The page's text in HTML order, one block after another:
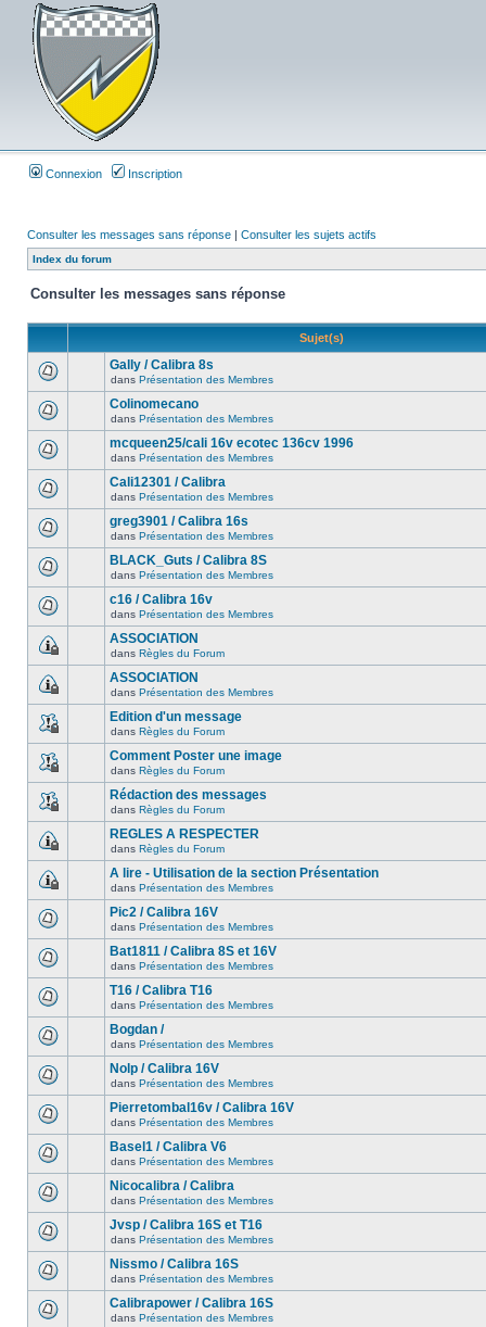
Connexion Inscription
Consulter les messages sans réponse | Consulter les sujets actifs
Index du forum
Consulter les messages sans réponse
Sujet(s)
Gally / Calibra 8s
dans Présentation des Membres
Colinomecano
dans Présentation des Membres
mcqueen25/cali 16v ecotec 136cv 1996
dans Présentation des Membres
Cali12301 / Calibra
dans Présentation des Membres
greg3901 / Calibra 16s
dans Présentation des Membres
BLACK_Guts / Calibra 8S
dans Présentation des Membres
c16 / Calibra 16v
dans Présentation des Membres
ASSOCIATION
dans Règles du Forum
ASSOCIATION
dans Présentation des Membres
Edition d'un message
dans Règles du Forum
Comment Poster une image
dans Règles du Forum
Rédaction des messages
dans Règles du Forum
REGLES A RESPECTER
dans Règles du Forum
A lire - Utilisation de la section Présentation
dans Présentation des Membres
Pic2 / Calibra 16V
dans Présentation des Membres
Bat1811 / Calibra 8S et 16V
dans Présentation des Membres
T16 / Calibra T16
dans Présentation des Membres
Bogdan /
dans Présentation des Membres
Nolp / Calibra 16V
dans Présentation des Membres
Pierretombal16v / Calibra 16V
dans Présentation des Membres
Basel1 / Calibra V6
dans Présentation des Membres
Nicocalibra / Calibra
dans Présentation des Membres
Jvsp / Calibra 16S et T16
dans Présentation des Membres
Nissmo / Calibra 16S
dans Présentation des Membres
Calibrapower / Calibra 16S
dans Présentation des Membres